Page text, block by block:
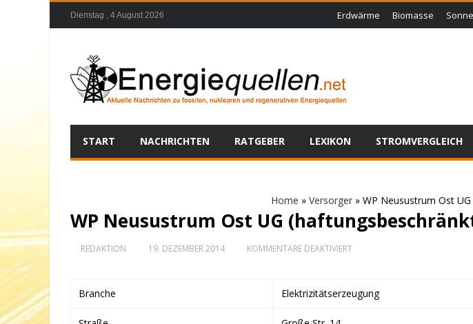
Dienstag , 4 August 2026 Erdwärme Biomasse
START NACHRICHTEN RATGEBER LEXIKON STROMVERGLEICH
Home » Versorger » WP Neusustrum Ost
WP Neusustrum Ost UG
REDAKTION 19. DEZEMBER 2014 KOMMENTARE DEAKTIVIERTFÜR
UG
(HAFTUNGSBESCHRÄNKT)
Branche Elektrizitätserzeugung